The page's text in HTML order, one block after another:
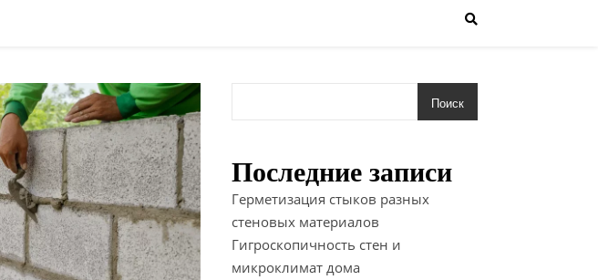
Поиск
Последние записи
Герметизация стыков разных
стеновых материалов
Гигроскопичность стен и
микроклимат дома